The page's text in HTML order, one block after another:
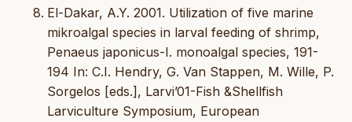
El-Dakar, A.Y. 2001. Utilization of five marine
mikroalgal species in larval feeding of shrimp,
Penaeus japonicus-I. monoalgal species, 191-
194 In: C.I. Hendry, G. Van Stappen, M. Wille, P.
Sorgelos [eds.], Larvi’01-Fish &Shellfish
Larviculture Symposium, European